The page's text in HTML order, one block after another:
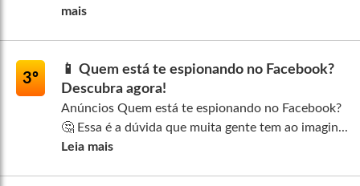
mais
3º
📱 Quem está te espionando no Facebook?
Descubra agora!
Anúncios Quem está te espionando no Facebook?
🤔 Essa é a dúvida que muita gente tem ao imagin...
Leia mais